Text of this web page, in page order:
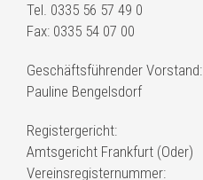
Tel. 0335 56 57 49 0
Fax: 0335 54 07 00
Geschäftsführender Vorstand:
Pauline Bengelsdorf
Registergericht:
Amtsgericht Frankfurt (Oder)
Vereinsregisternummer: